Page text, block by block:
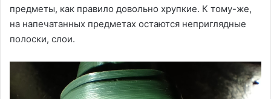
предметы, как правило довольно хрупкие. К тому-же,
на напечатанных предметах остаются неприглядные
полоски, слои.